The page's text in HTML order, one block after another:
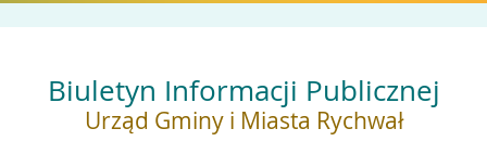
Biuletyn Informacji Publicznej
Urząd Gminy i Miasta Rychwał